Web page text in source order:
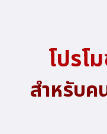
โปรโ
สำหรับค